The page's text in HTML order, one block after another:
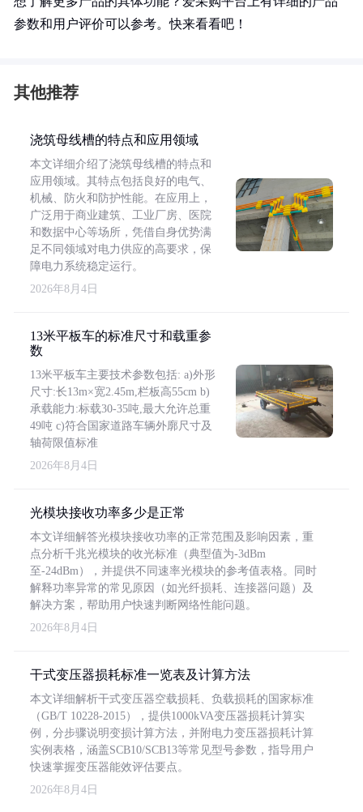
参数和用户评价可以参考。快来看看吧！
其他推荐
浇筑母线槽的特点和应用领域
本文详细介绍了浇筑母线槽的特点和
应用领域。其特点包括良好的电气、
机械、防火和防护性能。在应用上，
广泛用于商业建筑、工业厂房、医院
和数据中心等场所，凭借自身优势满
足不同领域对电力供应的高要求，保
障电力系统稳定运行。
2026年8月4日
13米平板车的标准尺寸和载重参
数
13米平板车主要技术参数包括: a)外形
尺寸:长13m×宽2.45m,栏板高55cm b)
承载能力:标载30-35吨,最大允许总重
49吨 c)符合国家道路车辆外廓尺寸及
轴荷限值标准
2026年8月4日
光模块接收功率多少是正常
本文详细解答光模块接收功率的正常范围及影响因素，重
点分析千兆光模块的收光标准（典型值为-3dBm
至-24dBm），并提供不同速率光模块的参考值表格。同时
解释功率异常的常见原因（如光纤损耗、连接器问题）及
解决方案，帮助用户快速判断网络性能问题。
2026年8月4日
干式变压器损耗标准一览表及计算方法
本文详细解析干式变压器空载损耗、负载损耗的国家标准
（GB/T 10228-2015），提供1000kVA变压器损耗计算实
例，分步骤说明变损计算方法，并附电力变压器损耗计算
实例表格，涵盖SCB10/SCB13等常见型号参数，指导用户
快速掌握变压器能效评估要点。
2026年8月4日